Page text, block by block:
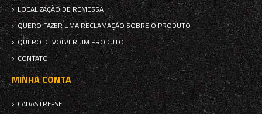
LOCALIZAÇÃO DE REMESSA
QUERO FAZER UMA RECLAMAÇÃO SOBRE O PRODUTO
QUERO DEVOLVER UM PRODUTO
CONTATO
MINHA CONTA
CADASTRE-SE